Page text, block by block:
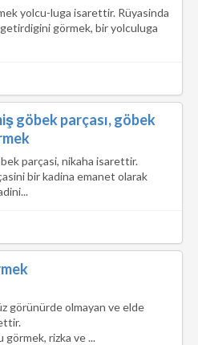
yolcu-luga isarettir. Rüyasinda
görmek, bir yolculuga
göbek parçası, göbek
parçasi, nikaha isarettir.
bir kadina emanet olarak
görünürde olmayan ve elde
görmek, rizka ve ...